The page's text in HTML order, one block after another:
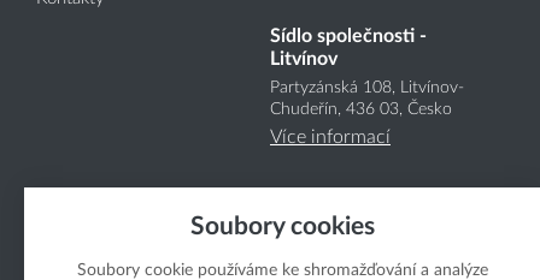
Sídlo společnosti -
Litvínov
Partyzánská 108, Litvínov-
Chudeřín, 436 03, Česko
Více informací
Soubory cookies
Soubory cookie používáme ke shromažďování a analýze